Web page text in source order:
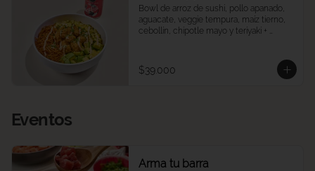
Bowl de arroz de sushi, pollo apanado,
aguacate, veggie tempura, maíz tierno,
cebollín, chipotle mayo y teriyaki +
$39.000
Eventos
Arma tu barra